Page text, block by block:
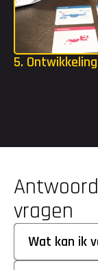
5. Ontwikkeling
vragen
Wat kan ik